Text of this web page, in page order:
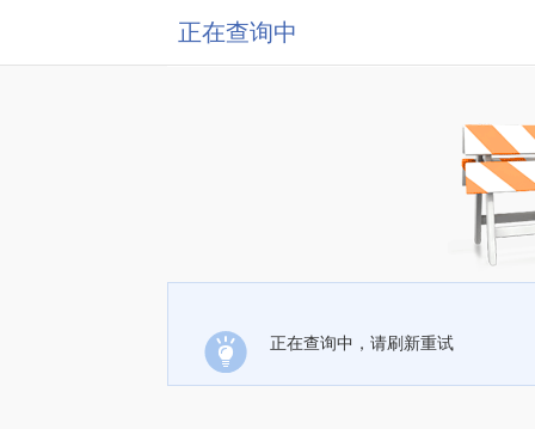
正在查询中
正在查询中，请刷新重试